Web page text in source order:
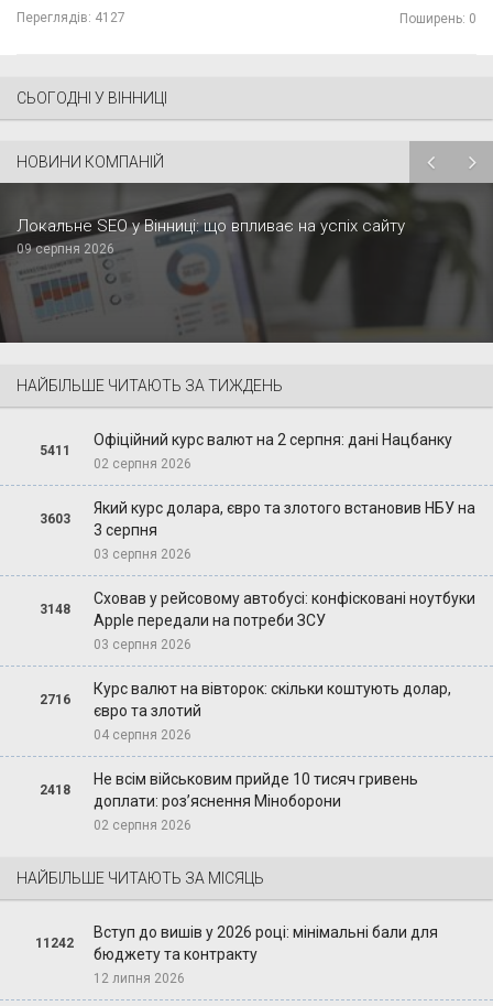
Переглядів: 4127 Поширень: 0
СЬОГОДНІ У ВІННИЦІ
НОВИНИ КОМПАНІЙ
Локальне SEO у Вінниці: що впливає на успіх сайту
09 серпня 2026
НАЙБІЛЬШЕ ЧИТАЮТЬ ЗА ТИЖДЕНЬ
5411
Офіційний курс валют на 2 серпня: дані Нацбанку
02 серпня 2026
3603
Який курс долара, євро та злотого встановив НБУ на
3 серпня
03 серпня 2026
3148
Сховав у рейсовому автобусі: конфісковані ноутбуки
Apple передали на потреби ЗСУ
03 серпня 2026
2716
Курс валют на вівторок: скільки коштують долар,
євро та злотий
04 серпня 2026
2418
Не всім військовим прийде 10 тисяч гривень
доплати: роз’яснення Міноборони
02 серпня 2026
НАЙБІЛЬШЕ ЧИТАЮТЬ ЗА МІСЯЦЬ
11242
Вступ до вишів у 2026 році: мінімальні бали для
бюджету та контракту
12 липня 2026